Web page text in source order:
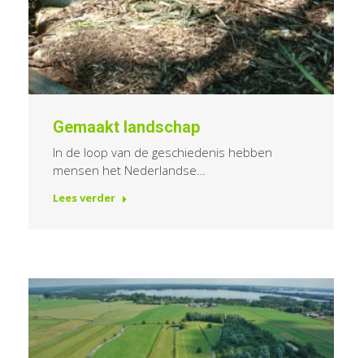
Gemaakt landschap
In de loop van de geschiedenis hebben
mensen het Nederlandse…
Lees verder